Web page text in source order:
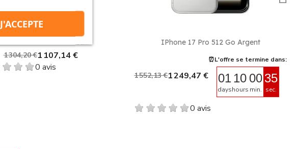
Aperçu rapide
1 304,20 €1 107,14 €
0 avis
Aperçu rapide
IPhone 17 Pro 512 Go Argent
1 552,13 €1 249,47 €
⏰L'offre se termine dans:
01
days
10
hours
00
min.
34
sec.
0 avis
J'ACCEPTE